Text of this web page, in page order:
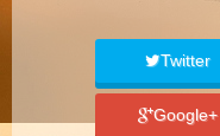
Twitter
Google+